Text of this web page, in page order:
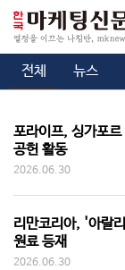
전체 뉴스
포라이프, 싱가포
공헌 활동
2026.06.30
리만코리아, '아랄
원료 등재
2026.06.30